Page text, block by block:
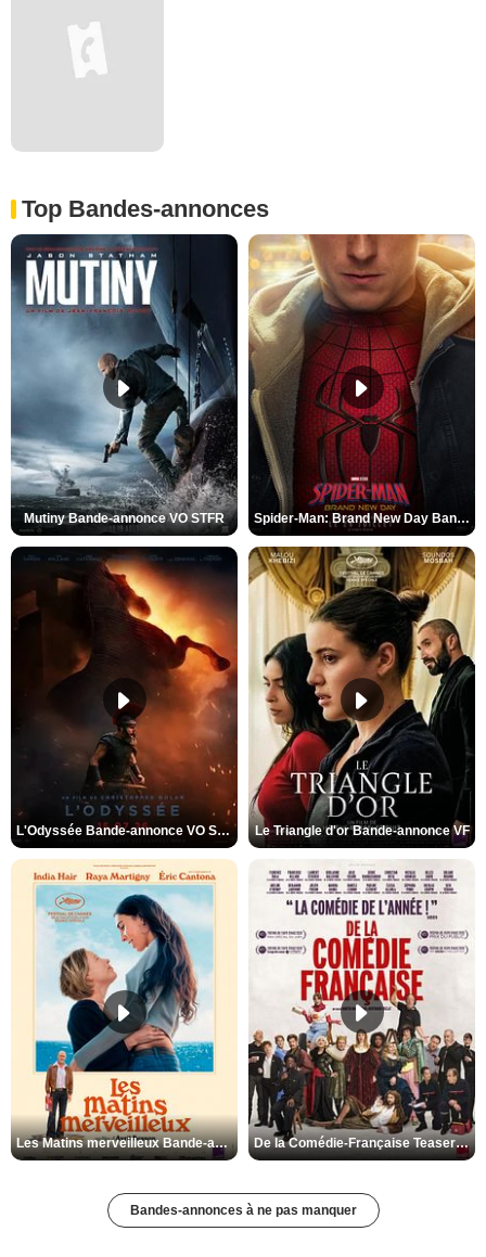
Top Bandes-annonces
Mutiny Bande-annonce VO STFR Spider-Man: Brand New Day Bande-annonce VO STFR
L'Odyssée Bande-annonce VO STFR Le Triangle d'or Bande-annonce VF
Les Matins merveilleux Bande-annonce VF De la Comédie-Française Teaser VF
Bandes-annonces à ne pas manquer